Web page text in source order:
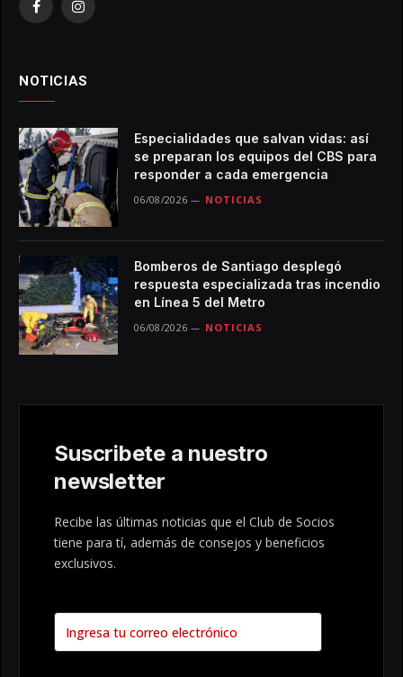
FacebookInstagram
NOTICIAS
Especialidades que salvan vidas: así
se preparan los equipos del CBS para
responder a cada emergencia
06/08/2026 NOTICIAS
Bomberos de Santiago desplegó
respuesta especializada tras incendio
en Línea 5 del Metro
06/08/2026 NOTICIAS
Suscribete a nuestro
newsletter
Recibe las últimas noticias que el Club de Socios
tiene para tí, además de consejos y beneficios
exclusivos.